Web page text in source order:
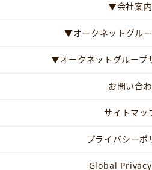
▼会社案
▼オークネットグル
▼オークネットグループ
お問い合
サイトマッ
プライバシーポ
Global